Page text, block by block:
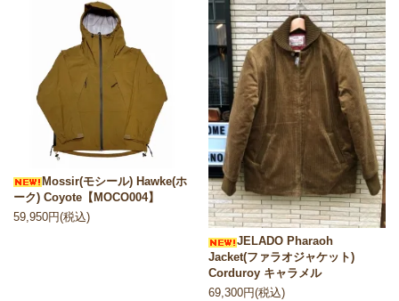
Mossir(モシール) Hawke(ホ
ーク) Coyote【MOCO004】
59,950円(税込)
JELADO Pharaoh
Jacket(ファラオジャケット)
Corduroy キャラメル
69,300円(税込)